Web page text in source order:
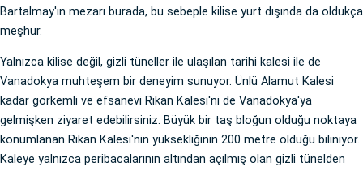
Bartalmay'ın mezarı burada, bu sebeple kilise yurt dışında da oldukça
meşhur.
Yalnızca kilise değil, gizli tüneller ile ulaşılan tarihi kalesi ile de
Vanadokya muhteşem bir deneyim sunuyor. Ünlü Alamut Kalesi
kadar görkemli ve efsanevi Rıkan Kalesi'ni de Vanadokya'ya
gelmişken ziyaret edebilirsiniz. Büyük bir taş bloğun olduğu noktaya
konumlanan Rıkan Kalesi'nin yüksekliğinin 200 metre olduğu biliniyor.
Kaleye yalnızca peribacalarının altından açılmış olan gizli tünelden